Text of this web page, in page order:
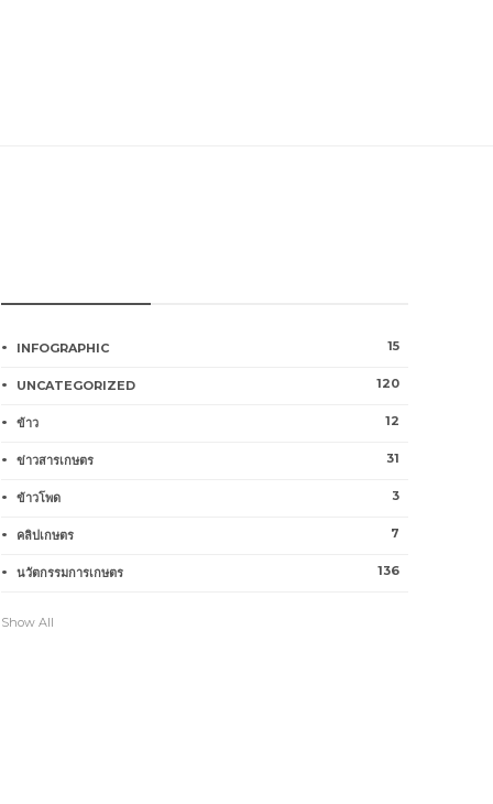
INFOGRAPHIC 15
UNCATEGORIZED 120
ข้าว 12
ข่าวสารเกษตร 31
ข้าวโพด 3
คลิปเกษตร 7
นวัตกรรมการเกษตร 136
Show All